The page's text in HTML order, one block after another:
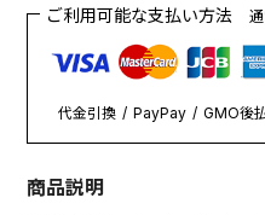
ご利用可能な支払い方法
代金引換 PayPay GMO後
商品説明